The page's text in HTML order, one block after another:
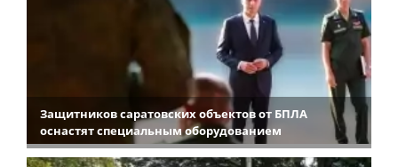
Защитников саратовских объектов от БПЛА
оснастят специальным оборудованием